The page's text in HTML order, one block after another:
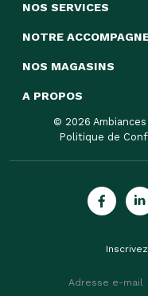
NOS SERVICES
NOTRE
NOS MAGASINS
A PROPOS
© 2026
Politique de